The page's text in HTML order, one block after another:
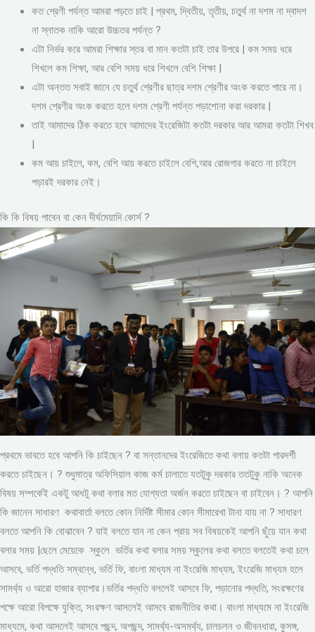
কত শ্রেণী পর্যন্ত আমরা পড়তে চাই | প্রথম, দ্বিতীয়, তৃতীয়, চতুর্থ না দশম না দ্বাদশ
না স্নাতক নাকি আরো উচ্চতর পর্যন্ত ?
এটা নির্ভর করে আমরা শিক্ষার স্তর বা মান কতটা চাই তার উপরে | কম সময় ধরে
শিখলে কম শিক্ষা, আর বেশি সময় ধরে শিখলে বেশি শিক্ষা |
এটা অন্তত সবাই জানে যে চতুর্থ শ্রেণীর ছাত্র দশম শ্রেণীর অংক করতে পারে না।
দশম শ্রেণীর অংক করতে হলে দশম শ্রেণী পর্যন্ত পড়াশোনা করা দরকার |
তাই আমাদের ঠিক করতে হবে আমাদের ইংরেজিটা কতটা দরকার আর আমরা কতটা শিখব
|
কম আয় চাইলে, কম, বেশি আয় করতে চাইলে বেশি,আর রোজগার করতে না চাইলে
পড়ারই দরকার নেই।
কি কি বিষয় পাবেন বা কেন দীর্ঘমেয়াদি কোর্স ?
প্রথমে ভাবতে হবে আপনি কি চাইছেন ? বা সন্তানদের ইংরেজিতে কথা বলায় কতটা পারদর্শী
করতে চাইছেন। ? শুধুমাত্র অফিসিয়াল কাজ কর্ম চালাতে যতটুকু দরকার ততটুকু নাকি অনেক
বিষয় সম্পর্কেই একটু আধটু কথা বলার মত যোগ্যতা অর্জন করতে চাইছেন বা চাইবেন। ? আপনি
কি জানেন সাধারণ কথাবার্তা বলতে কোন নির্দিষ্ট সীমার কোন সীমারেখা টানা যায় না ? সাধারণ
বলতে আপনি কি বোঝাবেন ? যাই বলতে যান না কেন প্রায় সব বিষয়কেই আপনি ছুঁয়ে যান কথা
বলার সময় |ছেলে মেয়েকে স্কুলে ভর্তির কথা বলার সময় স্কুলের কথা বলতে বলতেই কথা চলে
আসবে, ভর্তি পদ্ধতি সম্বন্ধে, ভর্তি ফি, বাংলা মাধ্যম না ইংরেজি মাধ্যম, ইংরেজি মাধ্যম হলে
সামর্থ্য ও আরো হাজার ব্যাপার।ভর্তির পদ্ধতি বললেই আসবে ফি, পড়ানোর পদ্ধতি, সংরক্ষণের
পক্ষে আরো বিপক্ষে যুক্তি, সংরক্ষণ আসলেই আসবে রাজনীতির কথা। বাংলা মাধ্যমে না ইংরেজি
মাধ্যমে, কথা আসলেই আসবে পছন্দ, অপছন্দ, সামর্থ্য-অসমর্থ্য, চালচলন ও জীবনধারা, কুসঙ্গ,